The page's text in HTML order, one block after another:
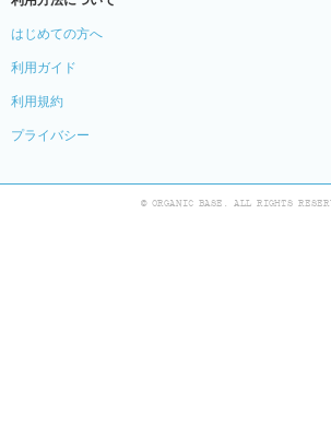
はじめての方へ
利用ガイド
利用規約
プライバシー
© ORGANIC BASE. ALL RIGHTS